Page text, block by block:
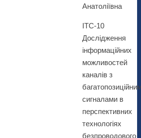
Анатоліївна
ІТС-10
Дослідження
інформаційних
можливостей
каналів з
сигналами в
перспективних
технологіях
безпроводового